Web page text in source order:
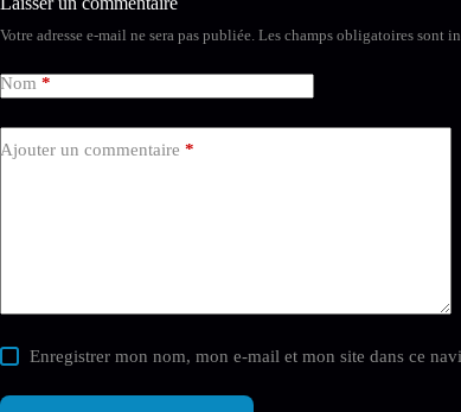
Votre adresse e-mail ne sera pas publiée. Les champs obligatoires sont
Nom *
Ajouter un commentaire *
Enregistrer mon nom, mon e-mail et mon site dans ce